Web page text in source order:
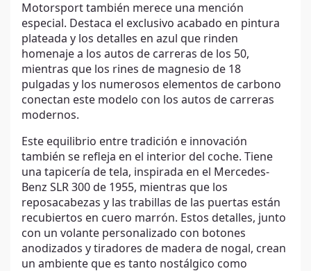
Motorsport también merece una mención
especial. Destaca el exclusivo acabado en pintura
plateada y los detalles en azul que rinden
homenaje a los autos de carreras de los 50,
mientras que los rines de magnesio de 18
pulgadas y los numerosos elementos de carbono
conectan este modelo con los autos de carreras
modernos.
Este equilibrio entre tradición e innovación
también se refleja en el interior del coche. Tiene
una tapicería de tela, inspirada en el Mercedes-
Benz SLR 300 de 1955, mientras que los
reposacabezas y las trabillas de las puertas están
recubiertos en cuero marrón. Estos detalles, junto
con un volante personalizado con botones
anodizados y tiradores de madera de nogal, crean
un ambiente que es tanto nostálgico como